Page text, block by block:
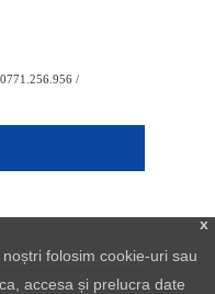
/
x
folosim cookie-uri sau
accesa și prelucra date